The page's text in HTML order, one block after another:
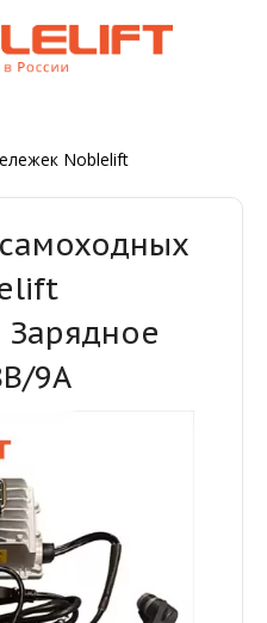
Noblelift
Зарядное
9А